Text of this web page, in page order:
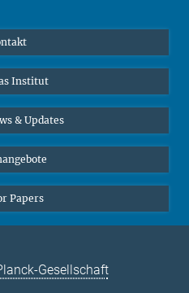
Institut
& Updates
Papers
Gesellschaft